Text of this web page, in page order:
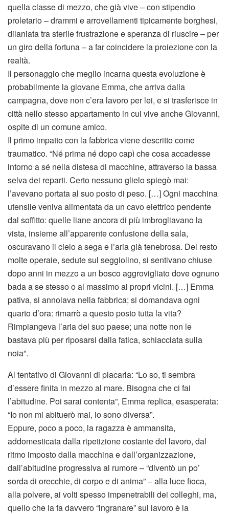
quella classe di mezzo, che già vive – con stipendio
proletario – drammi e arrovellamenti tipicamente borghesi,
dilaniata tra sterile frustrazione e speranza di riuscire – per
un giro della fortuna – a far coincidere la proiezione con la
realtà.
Il personaggio che meglio incarna questa evoluzione è
probabilmente la giovane Emma, che arriva dalla
campagna, dove non c’era lavoro per lei, e si trasferisce in
città nello stesso appartamento in cui vive anche Giovanni,
ospite di un comune amico.
Il primo impatto con la fabbrica viene descritto come
traumatico. “Né prima né dopo capì che cosa accadesse
intorno a sé nella distesa di macchine, attraverso la bassa
selva dei reparti. Certo nessuno glielo spiegò mai:
l’avevano portata al suo posto di peso. […] Ogni macchina
utensile veniva alimentata da un cavo elettrico pendente
dal soffitto: quelle liane ancora di più imbrogliavano la
vista, insieme all’apparente confusione della sala,
oscuravano il cielo a sega e l’aria già tenebrosa. Del resto
molte operaie, sedute sul seggiolino, si sentivano chiuse
dopo anni in mezzo a un bosco aggrovigliato dove ognuno
bada a se stesso o al massimo ai propri vicini. […] Emma
pativa, si annoiava nella fabbrica; si domandava ogni
quarto d’ora: rimarrò a questo posto tutta la vita?
Rimpiangeva l’aria del suo paese; una notte non le
bastava più per riposarsi dalla fatica, schiacciata sulla
noia”.
Al tentativo di Giovanni di placarla: “Lo so, ti sembra
d’essere finita in mezzo al mare. Bisogna che ci fai
l’abitudine. Poi sarai contenta”, Emma replica, esasperata:
“Io non mi abituerò mai, io sono diversa”.
Eppure, poco a poco, la ragazza è ammansita,
addomesticata dalla ripetizione costante del lavoro, dal
ritmo imposto dalla macchina e dall’organizzazione,
dall’abitudine progressiva al rumore – “diventò un po’
sorda di orecchie, di corpo e di anima” – alla luce fioca,
alla polvere, ai volti spesso impenetrabili dei colleghi, ma,
quello che la fa davvero “ingranare” sul lavoro è la